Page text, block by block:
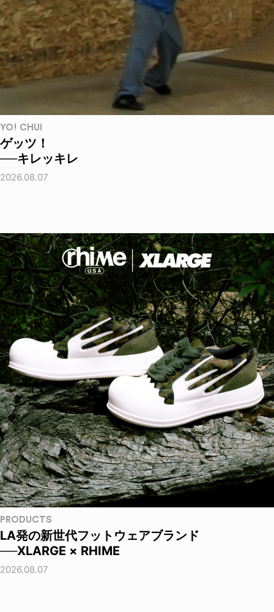
YO! CHUI
ゲッツ！
──キレッキレ
2026.08.07
PRODUCTS
LA発の新世代フットウェアブランド
──XLARGE × RHIME
2026.08.07